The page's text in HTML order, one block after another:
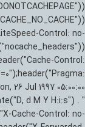
Control: no-
Control:
26 Jul 1997 05:00:00
d M Y H:i:s") . "
Cache-Control: no-